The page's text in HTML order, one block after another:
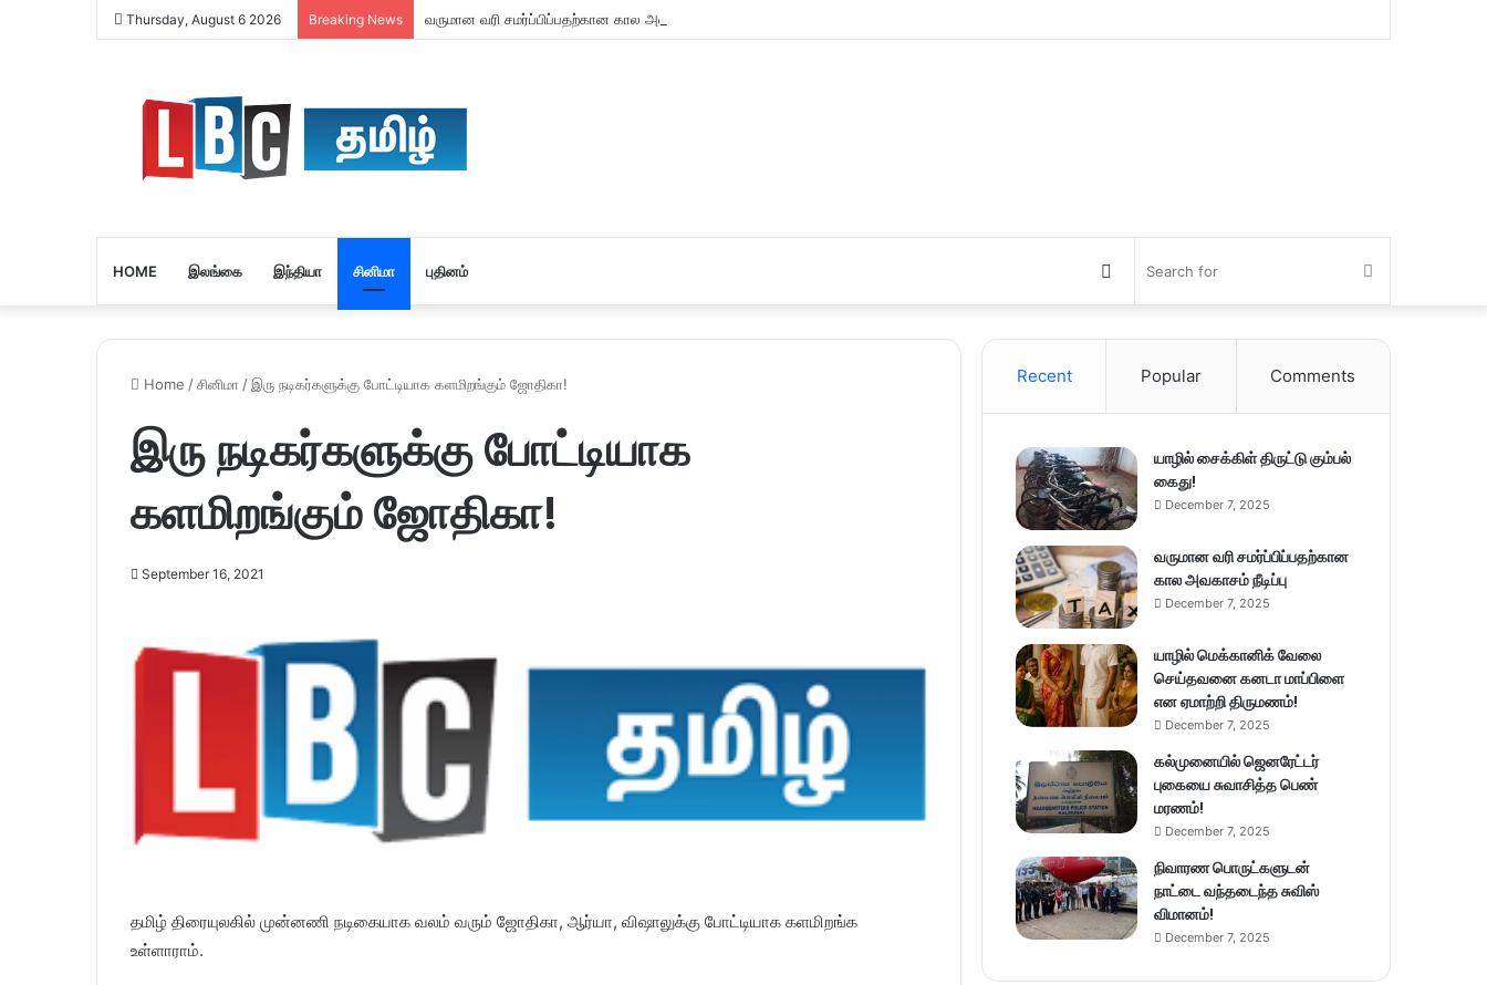
Thursday, August 6 2026 Breaking News வருமான வரி சமர்ப்பிப்பதற்கான கால அவகாசம் நீடிப்பு
HOME இலங்கை இந்தியா சினிமா புதினம்
for
Switch
skin
Home /சினிமா /இரு நடிகர்களுக்கு போட்டியாக களமிறங்கும் ஜோதிகா!
இரு நடிகர்களுக்கு போட்டியாக
களமிறங்கும் ஜோதிகா!
September 16, 2021
தமிழ் திரையுலகில் முன்னணி நடிகையாக வலம் வரும் ஜோதிகா, ஆர்யா, விஷாலுக்கு போட்டியாக களமிறங்க
உள்ளாராம்.
Recent Popular Comments
யாழில் சைக்கிள் திருட்டு கும்பல்
கைது!
December 7, 2025
வருமான வரி சமர்ப்பிப்பதற்கான
கால அவகாசம் நீடிப்பு
December 7, 2025
யாழில் மெக்கானிக் வேலை
செய்தவனை கனடா மாப்பிளை
என ஏமாற்றி திருமணம்!
December 7, 2025
கல்முனையில் ஜெனரேட்டர்
புகையை சுவாசித்த பெண்
மரணம்!
December 7, 2025
நிவாரண பொருட்களுடன்
நாட்டை வந்தடைந்த சுவிஸ்
விமானம்!
December 7, 2025